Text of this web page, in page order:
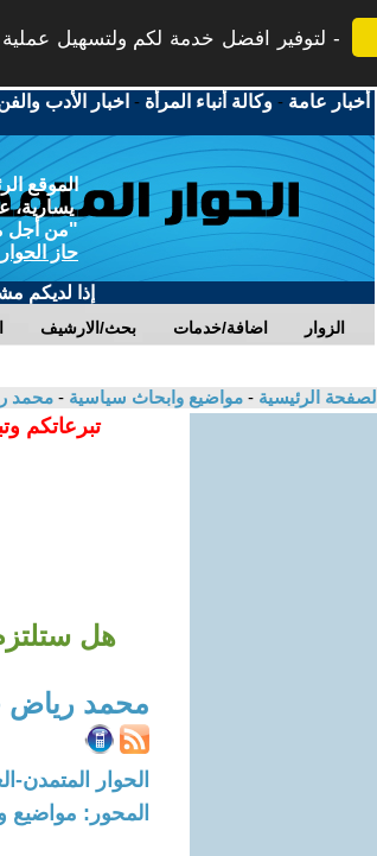
لتوفير افضل خدمة لكم ولتسهيل
أخبار عامة -وكالة أنباء المرأة - اخبار الأدب
الموقع
يسارية،
"من أجل
حاز
إذا لديكم
بحث/الارشيف اضافة/خدمات الزوار
الصفحة الرئيسية - مواضيع وابحاث سياسية - محمد
تبرعاتكم
هل
محمد رياض
الحوار المتمدن-العدد: 8482 - 2025 /
المحور: مواضيع